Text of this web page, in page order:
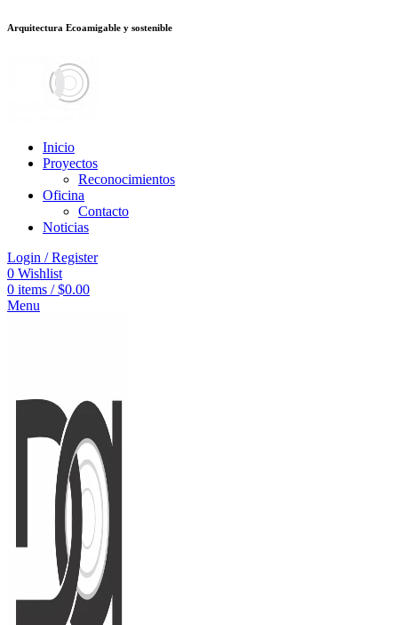
veren sitelerjojobetGalabetdizipal
Arquitectura Ecoamigable y sostenible
Inicio
Proyectos
Reconocimientos
Oficina
Contacto
Noticias
Login / Register
0 Wishlist
0 items / $0.00
Menu